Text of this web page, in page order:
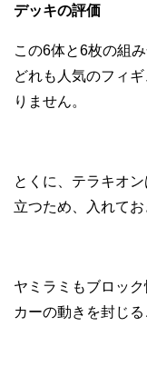
デッキの評価
この6体と6枚の組
どれも人気のフィ
りません。
とくに、テラキオ
立つため、入れてお
ヤミラミもブロッ
カーの動きを封じる